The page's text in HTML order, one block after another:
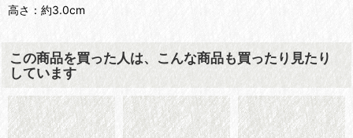
高さ：約3.0cm
この商品を買った人は、こんな商品も買ったり見たり
しています